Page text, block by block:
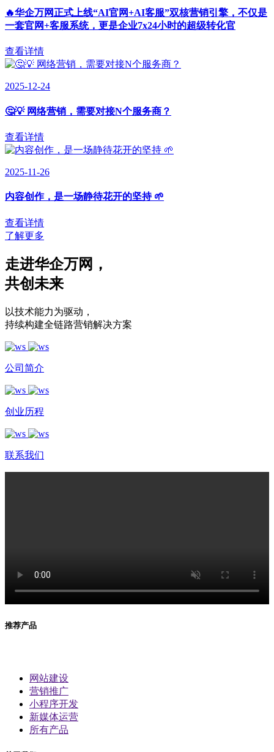
🔥华企万网正式上线“AI官网+AI客服”双核营销引擎，不仅是
一套官网+客服系统，更是企业7x24小时的超级转化官
查看详情
2025-12-24
🤔💡 网络营销，需要对接N个服务商？
查看详情
2025-11-26
内容创作，是一场静待花开的坚持 🌱
查看详情
了解更多
走进华企万网 ，
共创未来
以技术能力为驱动 ，
持续构建全链路营销解决方案
公司简介
创业历程
联系我们
推荐产品
网站建设
营销推广
小程序开发
新媒体运营
所有产品